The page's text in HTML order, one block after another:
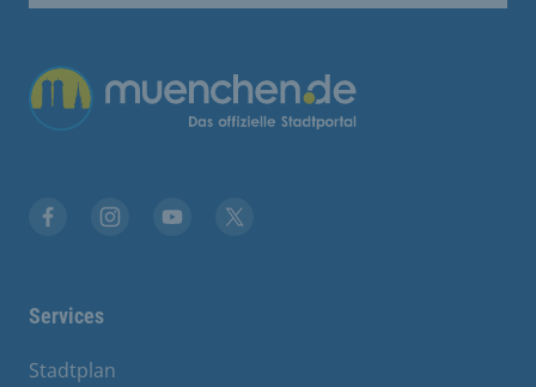
Übergreifende Links
Services
Stadtplan